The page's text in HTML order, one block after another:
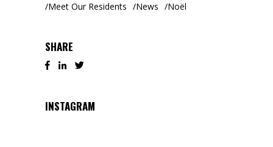
Meet Our Residents
News Noël
SHARE
INSTAGRAM